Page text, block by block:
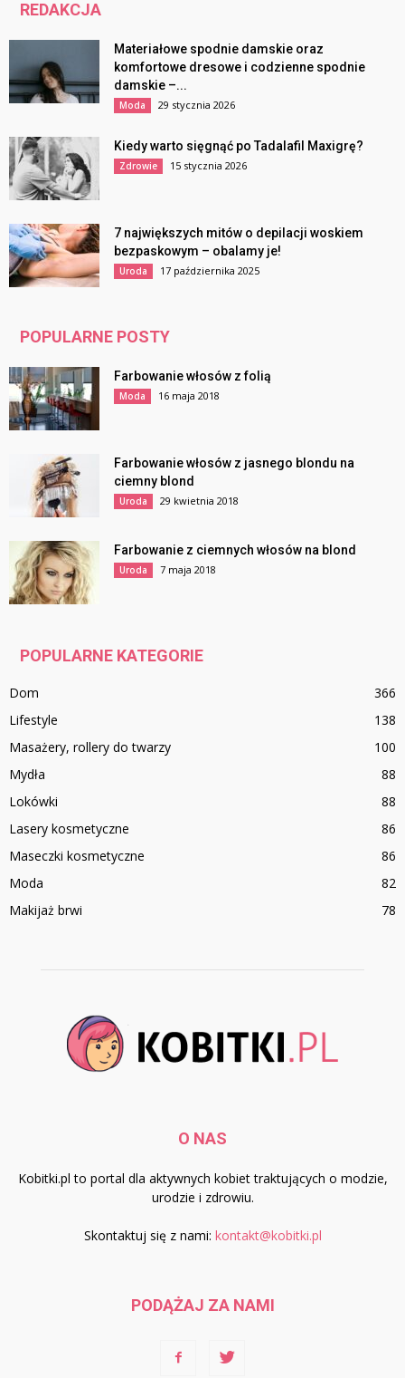
REDAKCJA
Materiałowe spodnie damskie oraz
komfortowe dresowe i codzienne spodnie
damskie –...
Moda 29 stycznia 2026
Kiedy warto sięgnąć po Tadalafil Maxigrę?
Zdrowie 15 stycznia 2026
7 największych mitów o depilacji woskiem
bezpaskowym – obalamy je!
Uroda 17 października 2025
POPULARNE POSTY
Farbowanie włosów z folią
Moda 16 maja 2018
Farbowanie włosów z jasnego blondu na
ciemny blond
Uroda 29 kwietnia 2018
Farbowanie z ciemnych włosów na blond
Uroda 7 maja 2018
POPULARNE KATEGORIE
Dom
366
Lifestyle
138
Masażery, rollery do twarzy
100
Mydła
88
Lokówki
88
Lasery kosmetyczne
86
Maseczki kosmetyczne
86
Moda
82
Makijaż brwi
78
O NAS
Kobitki.pl to portal dla aktywnych kobiet traktujących o modzie,
urodzie i zdrowiu.
Skontaktuj się z nami: kontakt@kobitki.pl
PODĄŻAJ ZA NAMI